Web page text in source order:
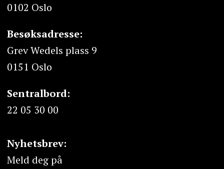
0102 Oslo
Besøksadresse:
Grev Wedels plass 9
0151 Oslo
Sentralbord:
22 05 30 00
Nyhetsbrev:
Meld deg på